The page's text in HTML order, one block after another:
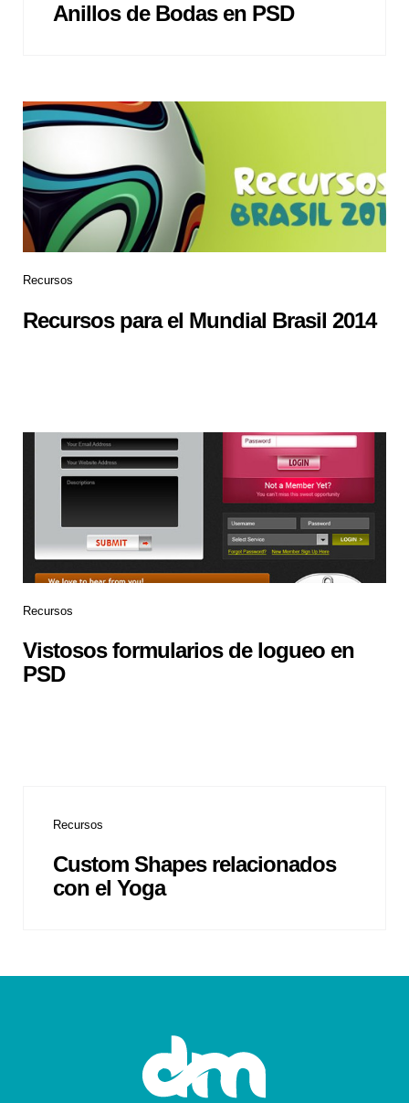
Anillos de Bodas en PSD
Recursos
Recursos para el Mundial Brasil 2014
Recursos
Vistosos formularios de logueo en
PSD
Recursos
Custom Shapes relacionados
con el Yoga